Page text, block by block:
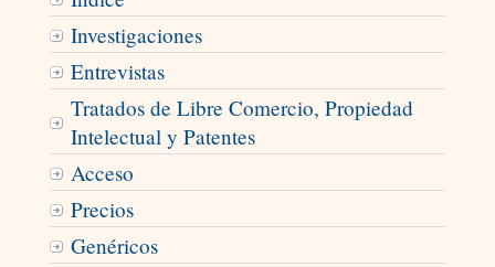
Investigaciones
Entrevistas
Tratados de Libre Comercio, Propiedad
Intelectual y Patentes
Acceso
Precios
Genéricos